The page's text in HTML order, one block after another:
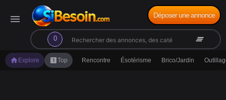
menu
0
search clear_all
Déposer une annonce
home Explore looks_oneTop Rencontre Ésotérisme Brico/Jardin